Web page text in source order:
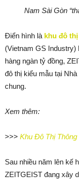
Nam Sài Gòn
Điển hình là khu đô thị
(Vietnam GS
hàng ngàn tỷ đồng,
đô thị kiểu mẫu tại
chung.
Xem thêm:
>>> Khu Đô Thị
Sau nhiều năm lên kế
ZEITGEIST đang xây